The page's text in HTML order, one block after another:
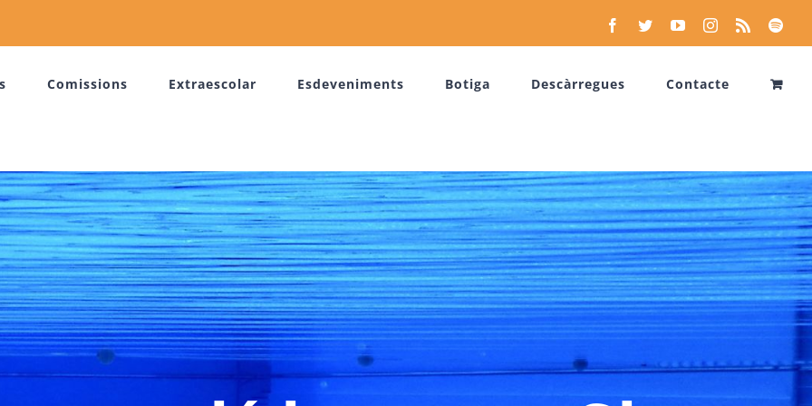
Facebook
TwitterYouTubeInstagram
Rss
Comissions Extraescolar Esdeveniments Botiga Descàrregues Contacte